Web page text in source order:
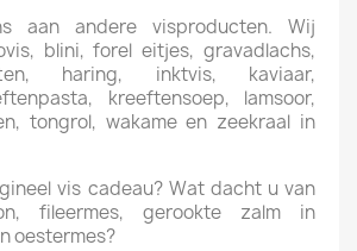
aan andere visproducten. Wij
blini, forel eitjes, gravadlachs,
haring, inktvis, kaviaar,
kreeftensoep, lamsoor,
tongrol, wakame en zeekraal in
vis cadeau? Wat dacht u van
fileermes, gerookte zalm in
oestermes?